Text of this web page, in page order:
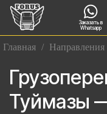
Заказать в
Whatsapp
Главная / Направления
Туймазы